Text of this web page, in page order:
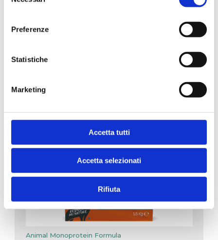
Preferenze
Statistiche
Marketing
Accetta tutti
Accetta selezionati
Rifiuta
NOUVEAU
Animal Monoprotein Formula